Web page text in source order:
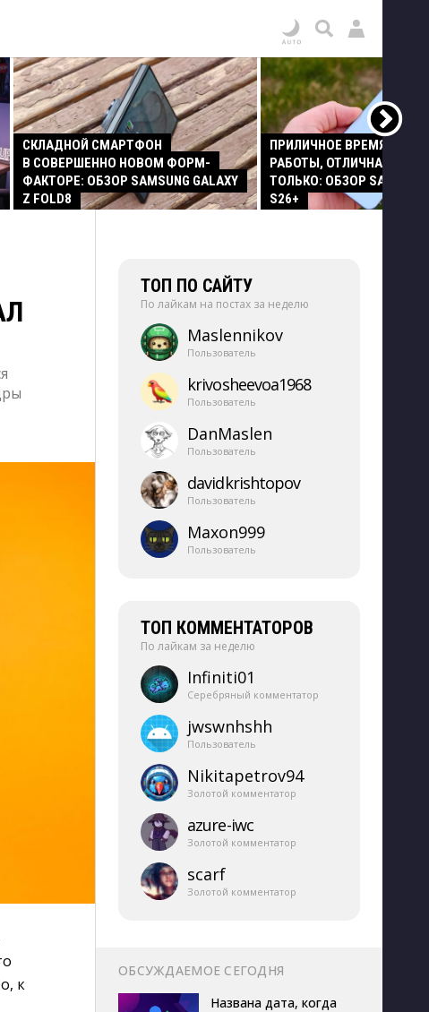
СКЛАДНОЙ СМАРТФОН
В СОВЕРШЕННО НОВОМ ФОРМ-
ФАКТОРЕ: ОБЗОР SAMSUNG GALAXY
Z FOLD8
ПРИЛИЧНОЕ ВРЕМЯ
РАБОТЫ, ОТЛИЧНАЯ
ТОЛЬКО: ОБЗОР SAMSUNG
S26+
к
ТОП ПО САЙТУ
По лайкам на постах за неделю
Maslennikov
Пользователь
krivosheevoa1968
Пользователь
DanMaslen
Пользователь
davidkrishtopov
Пользователь
Maxon999
Пользователь
ТОП КОММЕНТАТОРОВ
По лайкам за неделю
Infiniti01
Серебряный комментатор
jwswnhshh
Пользователь
Nikitapetrov94
Золотой комментатор
azure-​iwc
Золотой комментатор
scarf
Золотой комментатор
ОБСУЖДАЕМОЕ СЕГОДНЯ
Названа дата, когда